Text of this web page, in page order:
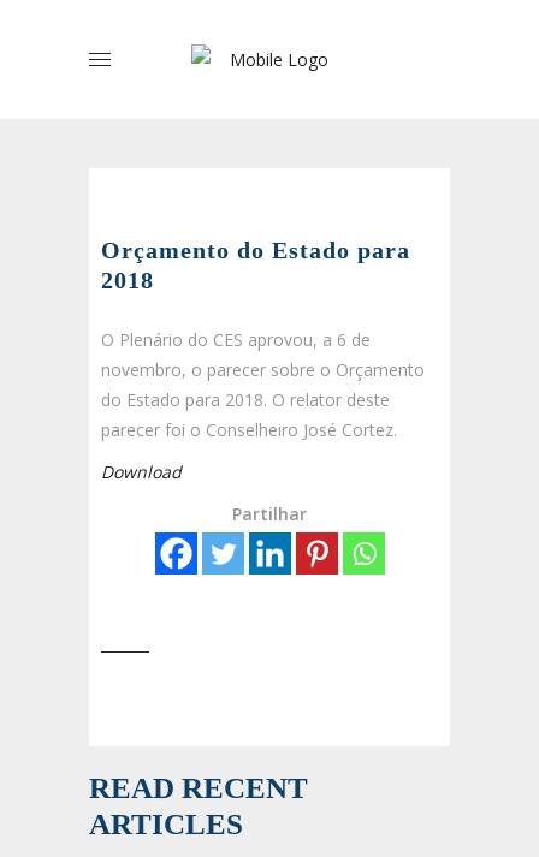
Orçamento do Estado para
2018
O Plenário do CES aprovou, a 6 de
novembro, o parecer sobre o Orçamento
do Estado para 2018. O relator deste
parecer foi o Conselheiro José Cortez.
Download
Partilhar
READ RECENT
ARTICLES